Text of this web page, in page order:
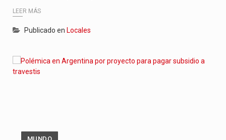
LEER MÁS
Publicado en Locales